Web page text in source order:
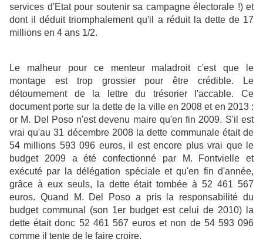
services d'Etat pour soutenir sa campagne électorale !) et
dont il déduit triomphalement qu'il a réduit la dette de 17
millions en 4 ans 1/2.
Le malheur pour ce menteur maladroit c'est que le
montage est trop grossier pour être crédible. Le
détournement de la lettre du trésorier l'accable. Ce
document porte sur la dette de la ville en 2008 et en 2013 :
or M. Del Poso n'est devenu maire qu'en fin 2009. S'il est
vrai qu'au 31 décembre 2008 la dette communale était de
54 millions 593 096 euros, il est encore plus vrai que le
budget 2009 a été confectionné par M. Fontvielle et
exécuté par la délégation spéciale et qu'en fin d'année,
grâce à eux seuls, la dette était tombée à 52 461 567
euros. Quand M. Del Poso a pris la responsabilité du
budget communal (son 1er budget est celui de 2010) la
dette était donc 52 461 567 euros et non de 54 593 096
comme il tente de le faire croire.